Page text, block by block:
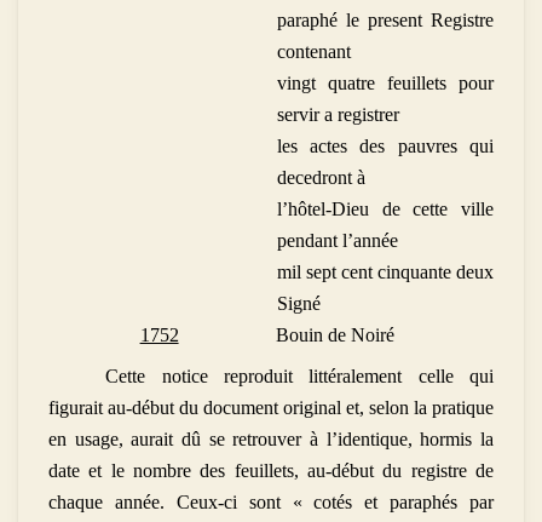
paraphé le present Registre
contenant
vingt quatre feuillets pour
servir a registrer
les actes des pauvres qui
decedront à
l’hôtel-Dieu de cette ville
pendant l’année
mil sept cent cinquante deux
Signé
1752 Bouin de Noiré
Cette notice reproduit littéralement celle qui
figurait au-début du document original et, selon la pratique
en usage, aurait dû se retrouver à l’identique, hormis la
date et le nombre des feuillets, au-début du registre de
chaque année. Ceux-ci sont « cotés et paraphés par